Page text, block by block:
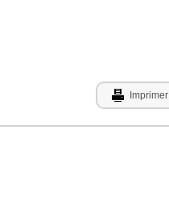
Imprimer